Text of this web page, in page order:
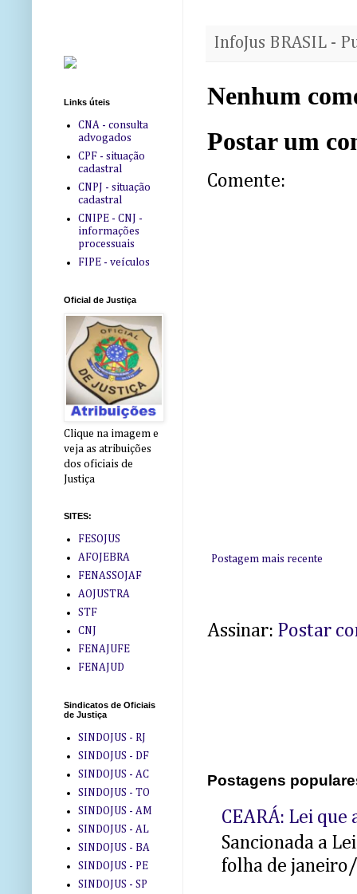
InfoJus BRASIL -
Nenhum
Postar um
Comente:
Postagem mais recente
Assinar: Postar
Postagens
CEARÁ: Lei
Sancionada a
folha de
Links úteis
CNA - consulta
advogados
CPF - situação
cadastral
CNPJ - situação
cadastral
CNIPE - CNJ -
informações
processuais
FIPE - veículos
Oficial de Justiça
Clique na imagem e
veja as atribuições
dos oficiais de
Justiça
SITES:
FESOJUS
AFOJEBRA
FENASSOJAF
AOJUSTRA
STF
CNJ
FENAJUFE
FENAJUD
Sindicatos de Oficiais
de Justiça
SINDOJUS - RJ
SINDOJUS - DF
SINDOJUS - AC
SINDOJUS - TO
SINDOJUS - AM
SINDOJUS - AL
SINDOJUS - BA
SINDOJUS - PE
SINDOJUS - SP